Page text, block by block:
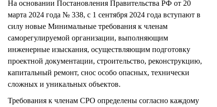
На основании Постановления Правительства РФ от 20
марта 2024 года № 338, с 1 сентября 2024 года вступают в
силу новые Минимальные требования к членам
саморегулируемой организации, выполняющим
инженерные изыскания, осуществляющим подготовку
проектной документации, строительство, реконструкцию,
капитальный ремонт, снос особо опасных, технически
сложных и уникальных объектов.
Требования к членам СРО определены согласно каждому